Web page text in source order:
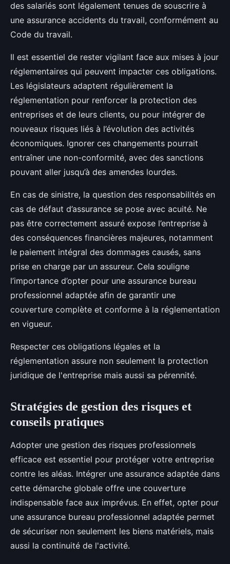
des salariés sont légalement tenues de souscrire à
une assurance accidents du travail, conformément au
Code du travail.
Il est essentiel de rester vigilant face aux mises à jour
réglementaires qui peuvent impacter ces obligations.
Les législateurs adaptent régulièrement la
réglementation pour renforcer la protection des
entreprises et de leurs clients, ou pour intégrer de
nouveaux risques liés à l’évolution des activités
économiques. Ignorer ces changements pourrait
entraîner une non-conformité, avec des sanctions
pouvant aller jusqu’à des amendes lourdes.
En cas de sinistre, la question des responsabilités en
cas de défaut d’assurance se pose avec acuité. Ne
pas être correctement assuré expose l’entreprise à
des conséquences financières majeures, notamment
le paiement intégral des dommages causés, sans
prise en charge par un assureur. Cela souligne
l’importance d’opter pour une assurance bureau
professionnel adaptée afin de garantir une
couverture complète et conforme à la réglementation
en vigueur.
Respecter ces obligations légales et la
réglementation assure non seulement la protection
juridique de l'entreprise mais aussi sa pérennité.
Stratégies de gestion des risques et
conseils pratiques
Adopter une gestion des risques professionnels
efficace est essentiel pour protéger votre entreprise
contre les aléas. Intégrer une assurance adaptée dans
cette démarche globale offre une couverture
indispensable face aux imprévus. En effet, opter pour
une assurance bureau professionnel adaptée permet
de sécuriser non seulement les biens matériels, mais
aussi la continuité de l'activité.